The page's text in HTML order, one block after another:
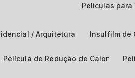
Películas
/ Arquitetura Insulfilm de
Película de Redução de Calor